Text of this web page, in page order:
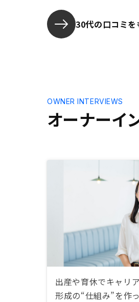
30代の口コミを
オーナーイ
OWNER INTERVIEWS
出産や育休でキャリ
形成の“仕組み”を作